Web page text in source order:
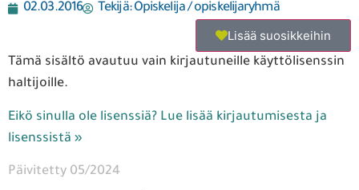
02.03.2016 Tekijä:Opiskelija / opiskelijaryhmä
Lisää suosikkeihin
Tämä sisältö avautuu vain kirjautuneille käyttölisenssin
haltijoille.
Eikö sinulla ole lisenssiä? Lue lisää kirjautumisesta ja
lisenssistä »
Päivitetty 05/2024